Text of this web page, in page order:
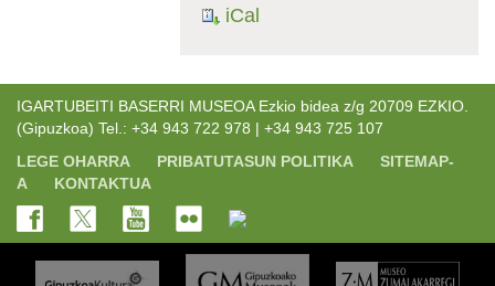
iCal
IGARTUBEITI BASERRI MUSEOA Ezkio bidea z/g 20709 EZKIO.
(Gipuzkoa) Tel.: +34 943 722 978 | +34 943 725 107
LEGE OHARRA
PRIBATUTASUN POLITIKA
SITEMAP-
A
KONTAKTUA